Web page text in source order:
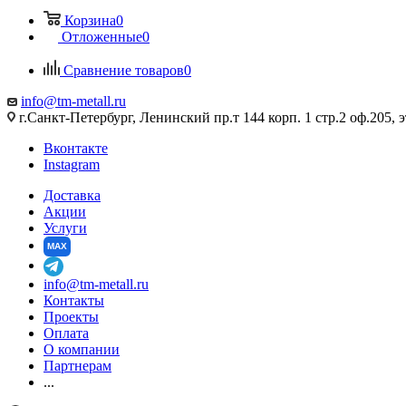
Корзина0
Отложенные0
Сравнение товаров0
info@tm-metall.ru
г.Санкт-Петербург, Ленинский пр.т 144 корп. 1 стр.2 оф.205,
Вконтакте
Instagram
Доставка
Акции
Услуги
MAX
info@tm-metall.ru
Контакты
Проекты
Оплата
О компании
Партнерам
...